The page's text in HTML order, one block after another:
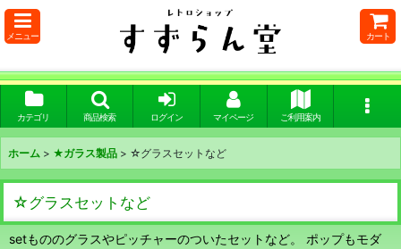
メニュー カート
カテゴリ 商品検索 ログイン マイページ ご利用案内
ホーム > ★ガラス製品 > ☆グラスセットなど
☆グラスセットなど
setもののグラスやピッチャーのついたセットなど。 ポップもモダ